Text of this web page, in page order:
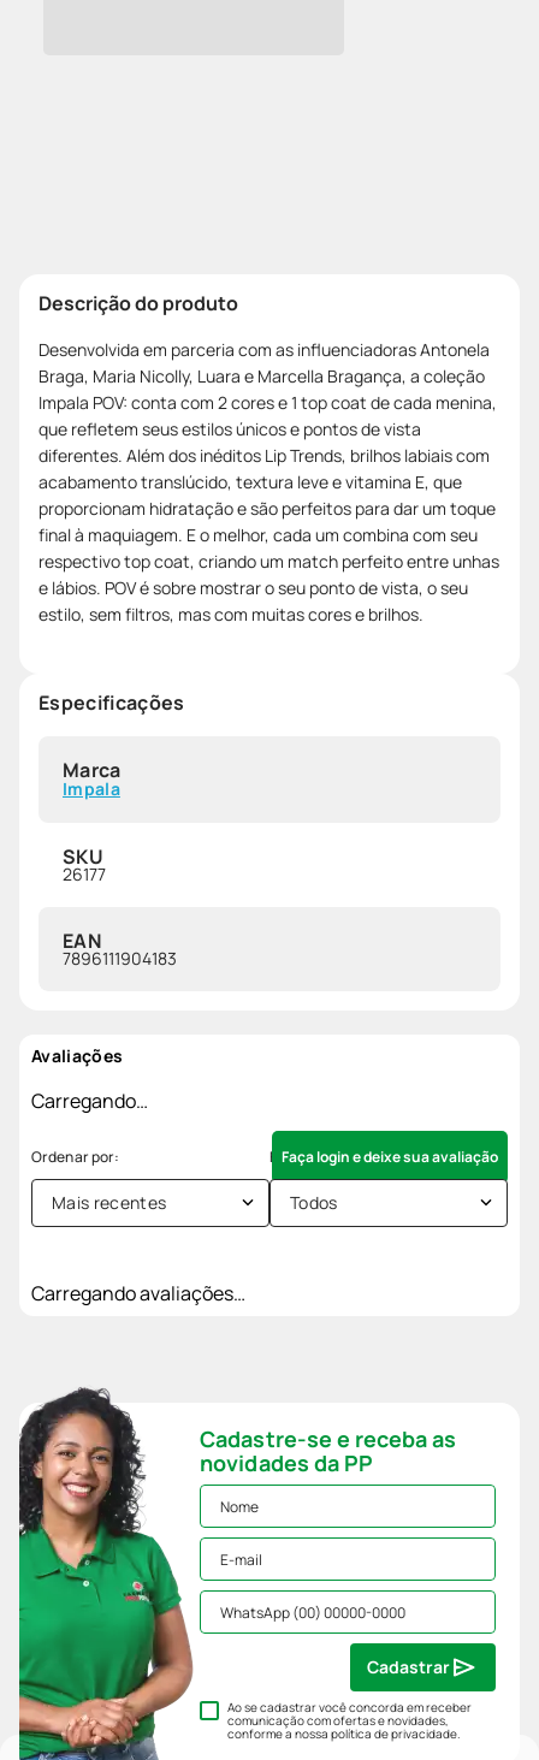
Descrição do produto
Desenvolvida em parceria com as influenciadoras Antonela
Braga, Maria Nicolly, Luara e Marcella Bragança, a coleção
Impala POV: conta com 2 cores e 1 top coat de cada menina,
que refletem seus estilos únicos e pontos de vista
diferentes. Além dos inéditos Lip Trends, brilhos labiais com
acabamento translúcido, textura leve e vitamina E, que
proporcionam hidratação e são perfeitos para dar um toque
final à maquiagem. E o melhor, cada um combina com seu
respectivo top coat, criando um match perfeito entre unhas
e lábios. POV é sobre mostrar o seu ponto de vista, o seu
estilo, sem filtros, mas com muitas cores e brilhos.
Especificações
Marca
Impala
SKU
26177
EAN
7896111904183
Avaliações
Carregando…
Faça login e deixe sua avaliação
Mais recentes Todos
Carregando avaliações…
Cadastre-se e receba as
novidades da PP
Ao se cadastrar você concorda em receber
comunicação com ofertas e novidades,
conforme a nossapolítica de privacidade.
Cadastrar